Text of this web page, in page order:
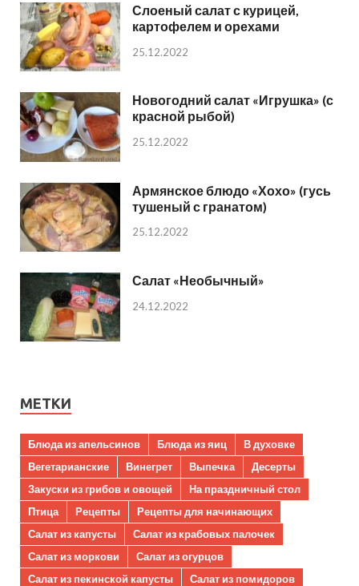
Слоеный салат с курицей,
картофелем и орехами
25.12.2022
Новогодний салат «Игрушка» (с
красной рыбой)
25.12.2022
Армянское блюдо «Хохо» (гусь
тушеный с гранатом)
25.12.2022
Салат «Необычный»
24.12.2022
МЕТКИ
Блюда из апельсинов Блюда из яиц
В духовке
Вегетарианские
Винегрет Выпечка
Десерты
Закуски из грибов и овощей
На праздничный стол
Птица
Рецепты
Рецепты для начинающих
Салат из капусты
Салат из крабовых палочек
Салат из моркови
Салат из огурцов
Салат из пекинской капусты
Салат из помидоров